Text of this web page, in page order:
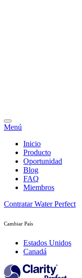
Menú
Inicio
Producto
Oportunidad
Blog
FAQ
Miembros
Contratar Water Perfect
Cambiar País
Estados Unidos
Canadá